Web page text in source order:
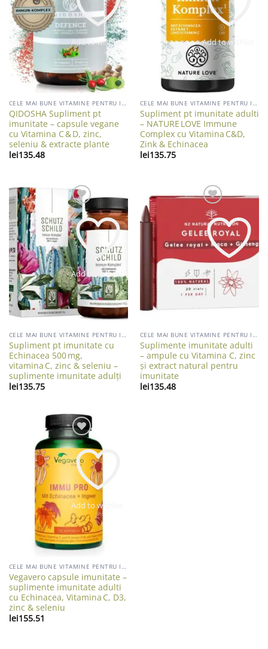
Add to wishlist
CELE MAI BUNE VITAMINE PENTRU IMUNITATE ADULTI
QIDOSHA Supliment pt
imunitate – capsule vegane
cu Vitamina C & D, zinc,
seleniu & extracte plante
lei135.48
Add to wishlist
CELE MAI BUNE VITAMINE PENTRU IMUNITATE ADULTI
Supliment pt imunitate adulti
– NATURE LOVE Immune
Complex cu Vitamina C&D,
Zink & Echinacea
lei135.75
Add to wishlist
CELE MAI BUNE VITAMINE PENTRU IMUNITATE ADULTI
Supliment pt imunitate cu
Echinacea 500 mg,
vitamina C, zinc & seleniu –
suplimente imunitate adulți
lei135.75
Add to wishlist
CELE MAI BUNE VITAMINE PENTRU IMUNITATE ADULTI
Suplimente imunitate adulti
– ampule cu Vitamina C, zinc
și extract natural pentru
imunitate
lei135.48
Add to wishlist
CELE MAI BUNE VITAMINE PENTRU IMUNITATE ADULTI
Vegavero capsule imunitate –
suplimente imunitate adulti
cu Echinacea, Vitamina C, D3,
zinc & seleniu
lei155.51